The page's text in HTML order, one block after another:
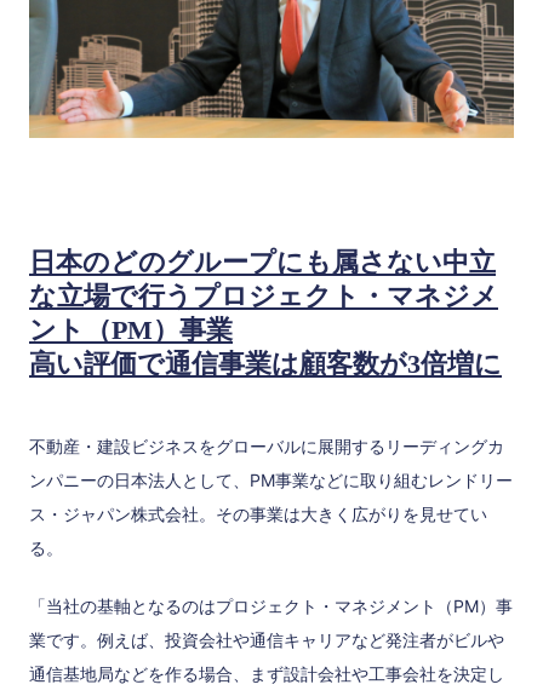
日本のどのグループにも属さない中立
な立場で行うプロジェクト・マネジメ
ント（PM）事業
高い評価で通信事業は顧客数が3倍増に
不動産・建設ビジネスをグローバルに展開するリーディングカ
ンパニーの日本法人として、PM事業などに取り組むレンドリー
ス・ジャパン株式会社。その事業は大きく広がりを見せてい
る。
「当社の基軸となるのはプロジェクト・マネジメント（PM）事
業です。例えば、投資会社や通信キャリアなど発注者がビルや
通信基地局などを作る場合、まず設計会社や工事会社を決定し